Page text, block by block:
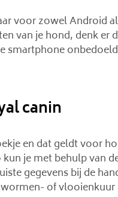
voor zowel Android
van je hond, denk er
smartphone
canin
en dat geldt voor
je met behulp van
gegevens bij de
of vlooienkuur